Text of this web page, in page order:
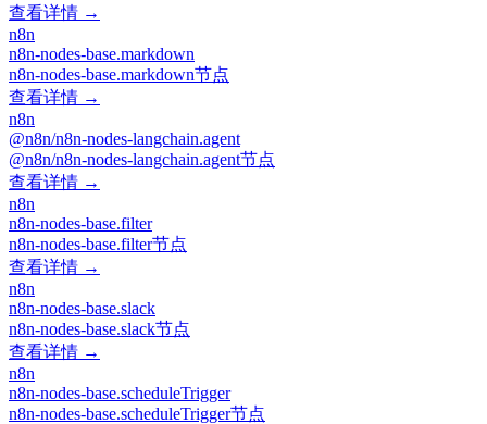
查看详情 →
n8n
n8n-nodes-base.markdown
n8n-nodes-base.markdown节点
查看详情 →
n8n
@n8n/n8n-nodes-langchain.agent
@n8n/n8n-nodes-langchain.agent节点
查看详情 →
n8n
n8n-nodes-base.filter
n8n-nodes-base.filter节点
查看详情 →
n8n
n8n-nodes-base.slack
n8n-nodes-base.slack节点
查看详情 →
n8n
n8n-nodes-base.scheduleTrigger
n8n-nodes-base.scheduleTrigger节点